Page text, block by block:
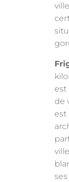
est
de
est